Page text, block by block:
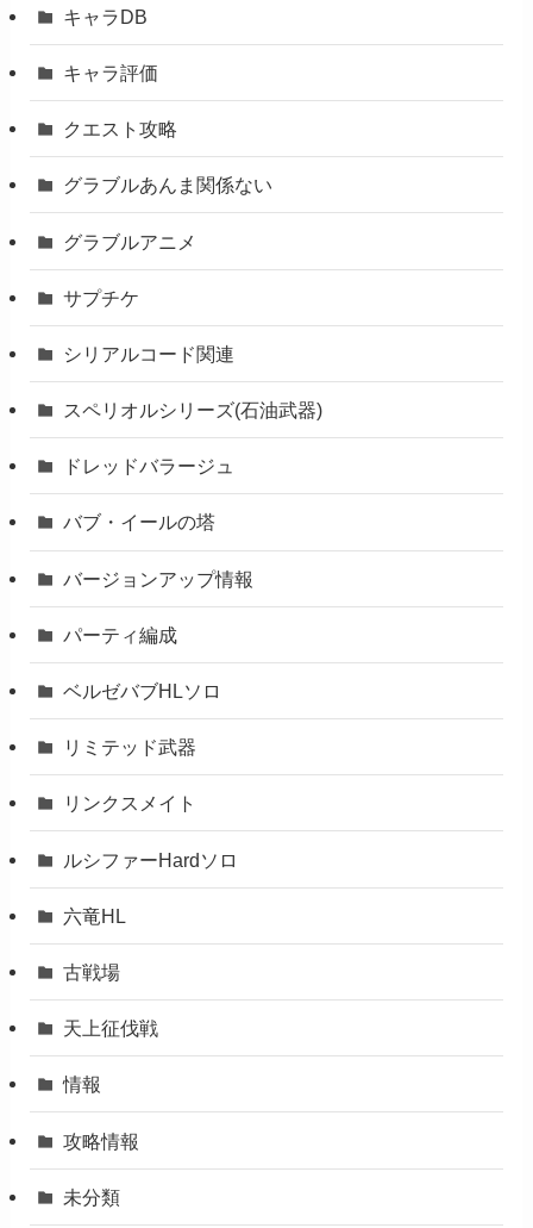
キャラDB
キャラ評価
クエスト攻略
グラブルあんま関係ない
グラブルアニメ
サプチケ
シリアルコード関連
スペリオルシリーズ(石油武器)
ドレッドバラージュ
バブ・イールの塔
バージョンアップ情報
パーティ編成
ベルゼバブHLソロ
リミテッド武器
リンクスメイト
ルシファーHardソロ
六竜HL
古戦場
天上征伐戦
情報
攻略情報
未分類